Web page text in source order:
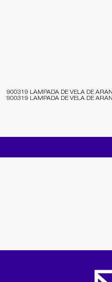
900319 LAMPADA DE VELA DE
900319 LAMPADA DE VELA DE